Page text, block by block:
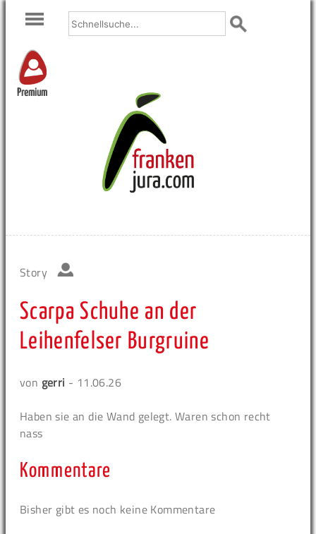
Premium
Story
Scarpa Schuhe an der
Leihenfelser Burgruine
von gerri - 11.06.26
Haben sie an die Wand gelegt. Waren schon recht
nass
Kommentare
Bisher gibt es noch keine Kommentare